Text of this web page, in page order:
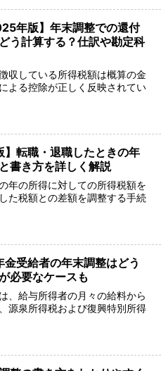
年版】年末調整での還付
う計算する？仕訳や勘定科
収している所得税額は概算の金
よる控除が正しく反映されてい
】転職・退職したときの年
書き方を詳しく解説
年の所得に対しての所得税額を
た税額との差額を調整する手続
金受給者の年末調整はどう
必要なケースも
、給与所得者の月々の給料から
源泉所得税および復興特別所得